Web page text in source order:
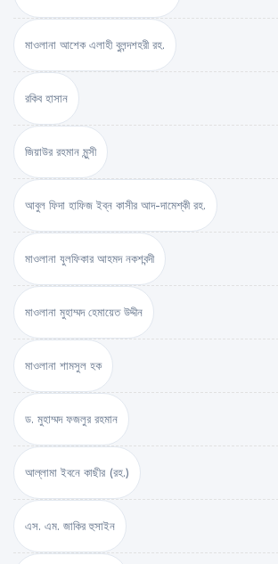
মাওলানা আশেক এলাহী বুলন্দশহরী রহ.
রকিব হাসান
জিয়াউর রহমান মুন্সী
আবুল ফিদা হাফিজ ইব্‌ন কাসীর আদ-দামেশ্‌কী রহ.
মাওলানা যুলফিকার আহমদ নকশবন্দী
মাওলানা মুহাম্মদ হেমায়েত উদ্দীন
মাওলানা শামসুল হক
ড. মুহাম্মদ ফজলুর রহমান
আল্লামা ইবনে কাছীর (রহ.)
এস. এম. জাকির হুসাইন